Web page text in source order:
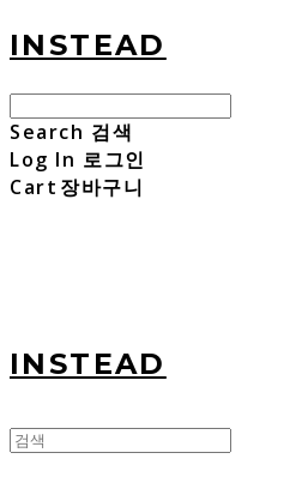
INSTEAD
Search 검색
Log In 로그인
Cart 장바구니
INSTEAD